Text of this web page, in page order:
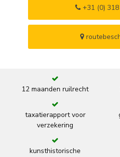
+31 (0)
12 maanden ruilrecht
taxatierapport voor
verzekering
kunsthistorische